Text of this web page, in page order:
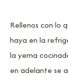
Rellenos con lo
haya en la
la yema
en adelante se